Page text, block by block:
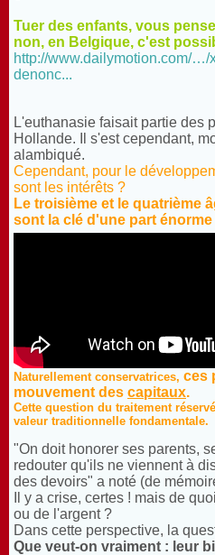
Tuer des enfants, vous
non, en Belgique, c'est
http://www.dailymotion.com/…/
denonc...
L'euthanasie faisait partie des
Hollande. Il s'est cependant,
alambiqué.
Cependant, pour le
sont les intérêts ?
Le troisième et le quatrième
sont la clé d'une part
Naturellement conservatrices, ces
mouvement des capitaux.
Cette question du traitement
valeur traditionnelle fondamentale.
"On doit honorer ses parents,
redouter qu'ils ne viennent à
des devoirs" a noté (de
Il y a crise, certes ! mais de
ou de l'argent ?
Dans cette perspective, la
Que veut-on vraiment : leur